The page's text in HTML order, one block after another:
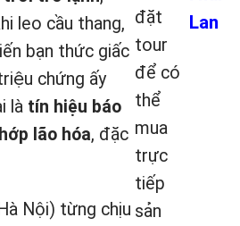
leo cầu thang,
bạn thức giấc
chứng ấy
là tín hiệu báo
lão hóa, đặc
Nội) từng chịu
đặt
tour
để có
thể
mua
trực
tiếp
sản
Lan